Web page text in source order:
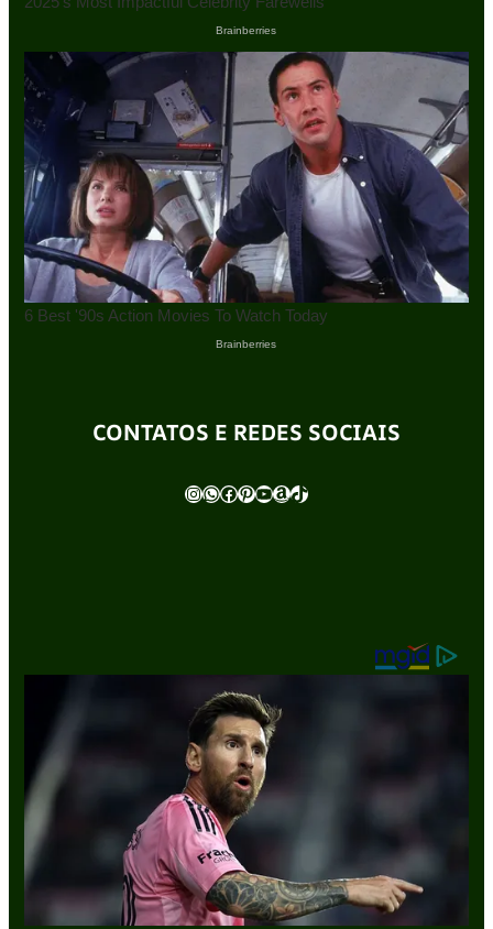
CONTATOS E REDES SOCIAIS
InstagramWhatsApp Facebook Pinterest Youtube Amazon TikTok